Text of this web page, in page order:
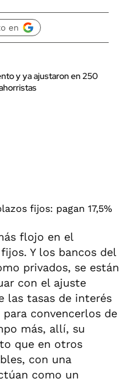
en
y ya ajustaron en 250
flojo en el
Y los bancos del
privados, se están
con el ajuste
las tasas de interés
convencerlos de
más, allí, su
que en otros
con una
como un